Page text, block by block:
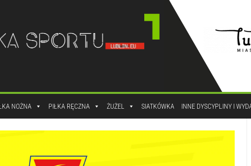
NOŻNA PIŁKA RĘCZNA ŻUŻEL SIATKÓWKA INNE DYSCYPLINY I